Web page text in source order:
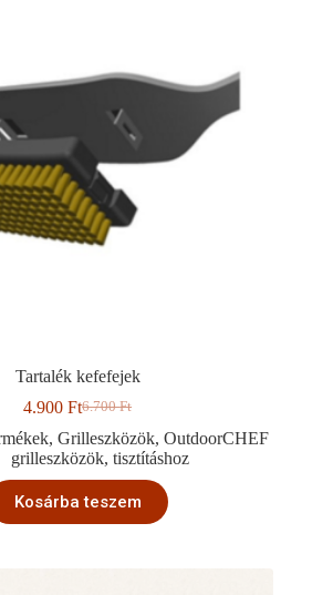
Tartalék kefefejek
6.700Ft
Original
price
was:
4.900FtCurrent
price
is:
,Grilleszközök,OutdoorCHEF
grilleszközök, tisztításhoz
Kosárba teszem